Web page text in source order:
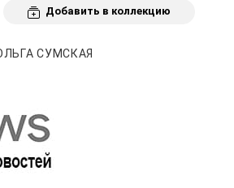
Добавить в коллекцию
СУМСКАЯ